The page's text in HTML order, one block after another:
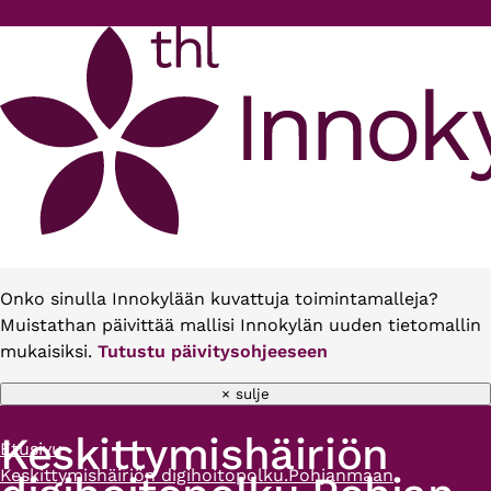
Onko sinulla Innokylään kuvattuja toimintamalleja?
Muistathan päivittää mallisi Innokylän uuden tietomallin
mukaisiksi. Tutustu päivitysohjeeseen
× sulje
Murupolku
Etusivu
Keskittymishäiriön digihoitopolku.Pohjanmaan
Keskittymishäiriön